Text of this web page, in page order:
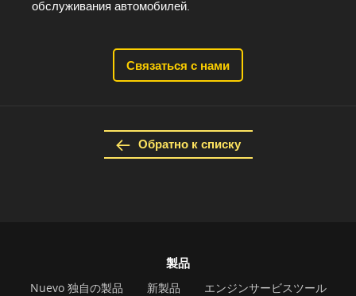
обслуживания автомобилей.
Связаться с нами
Обратно к списку
製品
Nuevo 独自の製品 新製品
エンジンサービスツール